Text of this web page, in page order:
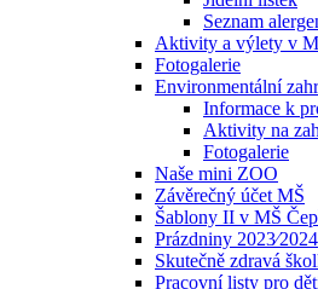
Seznam
Aktivity a výlety v
Fotogalerie
Environmentální
Informace k
Aktivity na
Fotogalerie
Naše mini ZOO
Závěrečný účet MŠ
Šablony II v MŠ
Prázdniny 2023⁄2024
Skutečně zdravá
Pracovní listy pro